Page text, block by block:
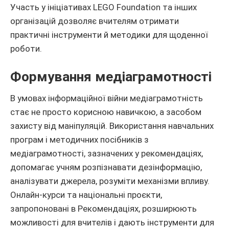
Участь у ініціативах LEGO Foundation та інших
організацій дозволяє вчителям отримати
практичні інструменти й методики для щоденної
роботи.
Формування медіаграмотності
В умовах інформаційної війни медіаграмотність
стає не просто корисною навичкою, а засобом
захисту від маніпуляцій. Використання навчальних
програм і методичних посібників з
медіаграмотності, зазначених у рекомендаціях,
допомагає учням розпізнавати дезінформацію,
аналізувати джерела, розуміти механізми впливу.
Онлайн-курси та національні проєкти,
запропоновані в Рекомендаціях, розширюють
можливості для вчителів і дають інструменти для